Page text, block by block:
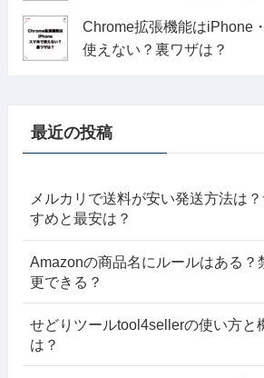
Chrome拡張機能はiPhone
使えない？裏ワザは？
最近の投稿
メルカリで送料が安い発送方法は
すめと最安は？
Amazonの商品名にルールはある？
更できる？
せどりツールtool4sellerの使い方と
は？